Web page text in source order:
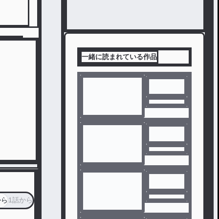
1話から
一緒に読まれている作品